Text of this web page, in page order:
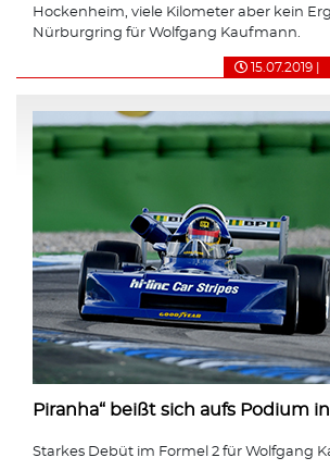
Hockenheim, viele Kilometer aber kein
Nürburgring für Wolfgang Kaufmann.
15.07.2019
Piranha“ beißt sich aufs Podium
Starkes Debüt im Formel 2 für Wolfgang